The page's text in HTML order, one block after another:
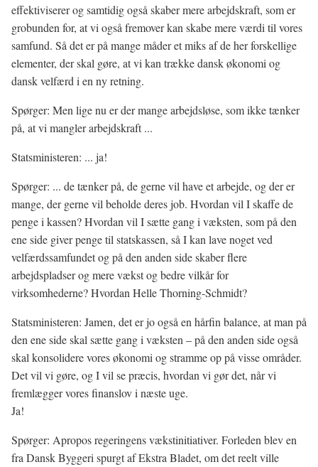
effektiviserer og samtidig også skaber mere arbejdskraft, som er
grobunden for, at vi også fremover kan skabe mere værdi til vores
samfund. Så det er på mange måder et miks af de her forskellige
elementer, der skal gøre, at vi kan trække dansk økonomi og
dansk velfærd i en ny retning.
Spørger: Men lige nu er der mange arbejdsløse, som ikke tænker
på, at vi mangler arbejdskraft ...
Statsministeren: ... ja!
Spørger: ... de tænker på, de gerne vil have et arbejde, og der er
mange, der gerne vil beholde deres job. Hvordan vil I skaffe de
penge i kassen? Hvordan vil I sætte gang i væksten, som på den
ene side giver penge til statskassen, så I kan lave noget ved
velfærdssamfundet og på den anden side skaber flere
arbejdspladser og mere vækst og bedre vilkår for
virksomhederne? Hvordan Helle Thorning-Schmidt?
Statsministeren: Jamen, det er jo også en hårfin balance, at man på
den ene side skal sætte gang i væksten – på den anden side også
skal konsolidere vores økonomi og stramme op på visse områder.
Det vil vi gøre, og I vil se præcis, hvordan vi gør det, når vi
fremlægger vores finanslov i næste uge.
Ja!
Spørger: Apropos regeringens vækstinitiativer. Forleden blev en
fra Dansk Byggeri spurgt af Ekstra Bladet, om det reelt ville